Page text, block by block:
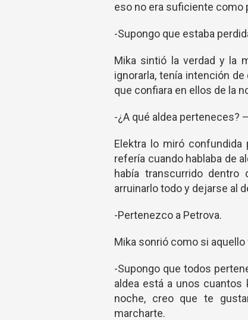
eso no era suficiente como
-Supongo que estaba
Mika sintió la verdad y la
ignorarla, tenía intención
que confiara en ellos de la
-¿A qué aldea perteneces?
Elektra lo miró
refería cuando hablaba de
había transcurrido
arruinarlo todo y dejarse al
-Pertenezco a Petrova.
Mika sonrió como si
-Supongo que todos
aldea está a unos cuantos
noche, creo que te
marcharte.